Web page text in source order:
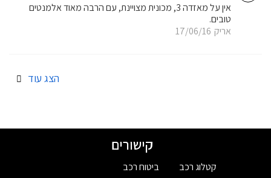
אריק 17/06/16
אין על מאזדה 3, מכונית מצויינת, עם הרבה מאוד אלמנטים
טובים.
הצג עוד
קישורים
קטלוג רכב
ביטוח רכב